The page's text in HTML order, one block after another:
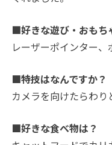
■好きな遊び・おもち
レーザーポインター、
■特技はなんですか？
カメラを向けたらわり
■好きな食べ物は？